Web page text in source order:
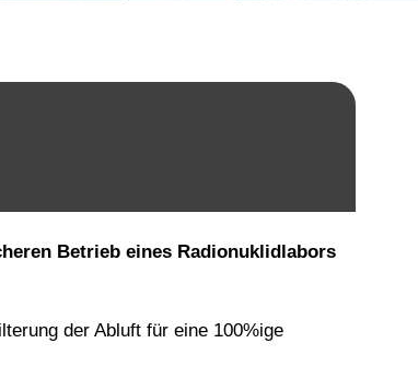
Betrieb eines Radionuklidlabors
der Abluft für eine 100%ige